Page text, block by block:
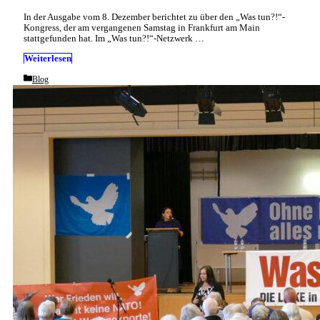
In der Ausgabe vom 8. Dezember berichtet zu über den „Was tun?!“-
Kongress, der am vergangenen Samstag in Frankfurt am Main
stattgefunden hat. Im „Was tun?!“-Netzwerk …
Weiterlesen
Categories
Blog